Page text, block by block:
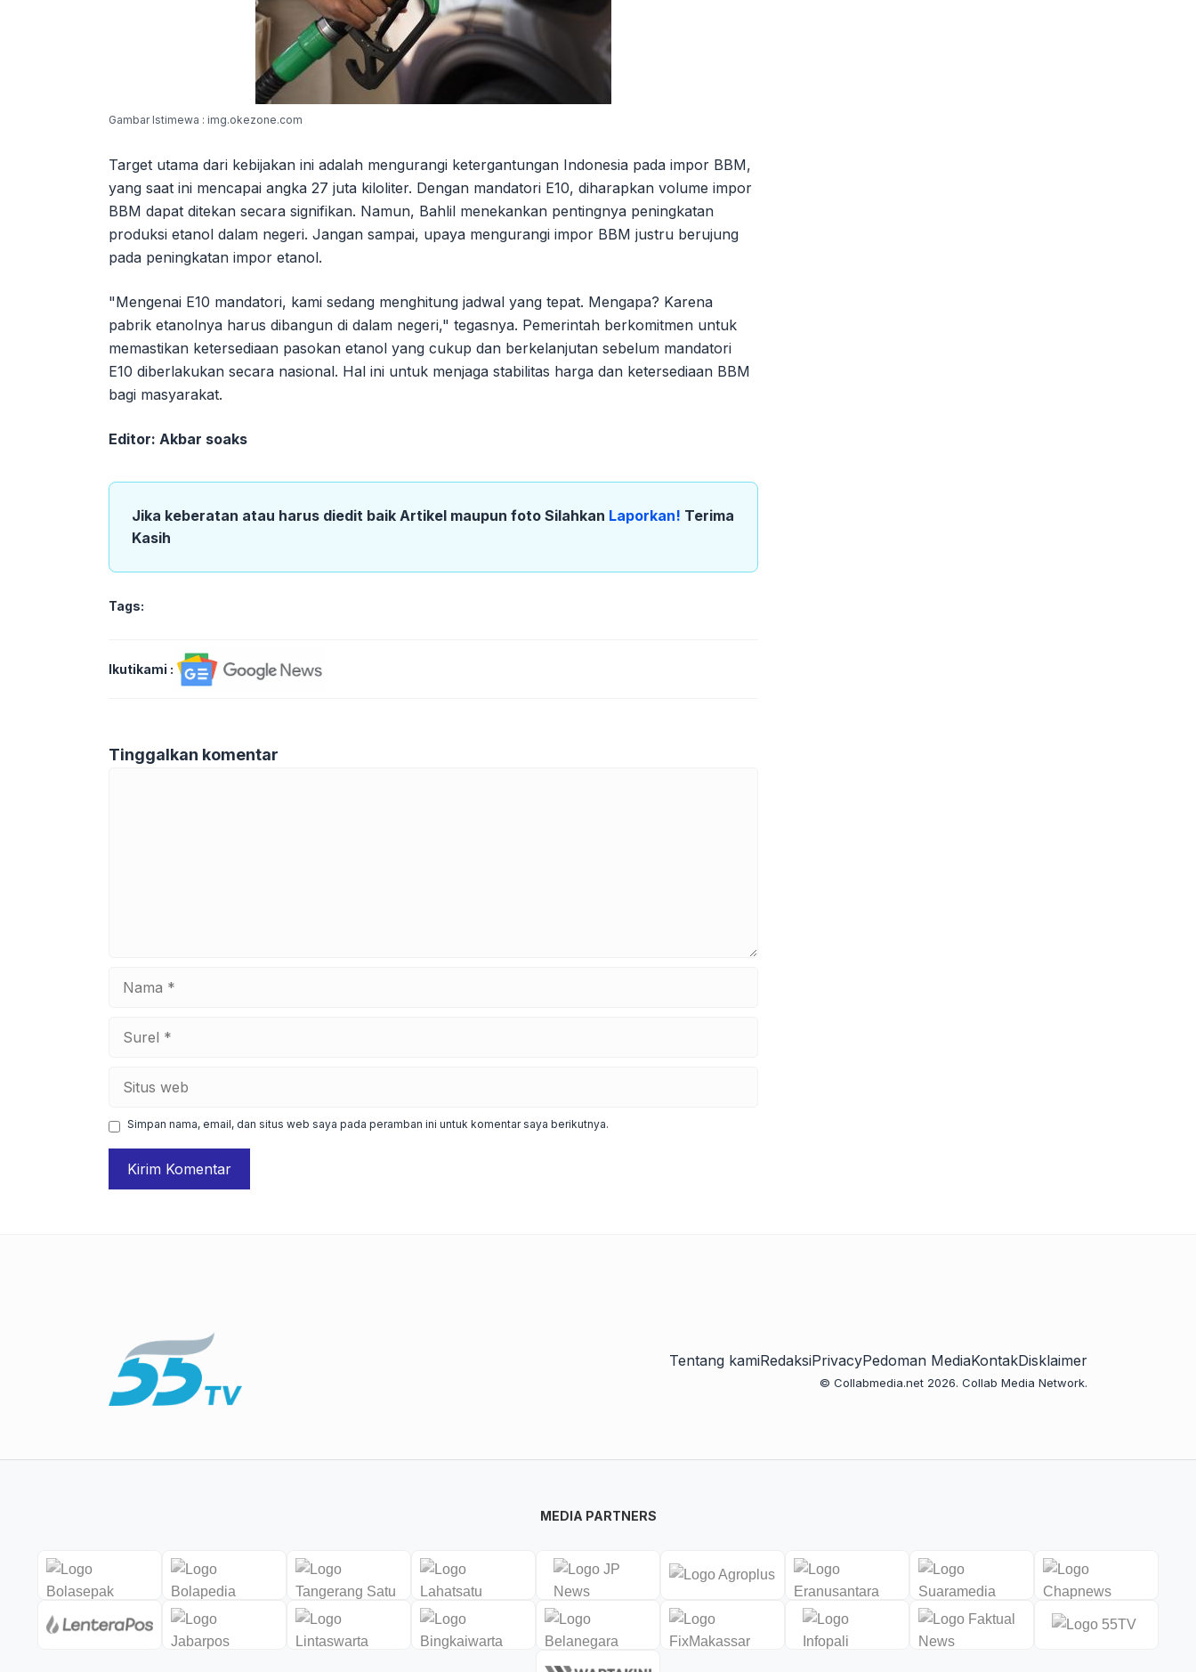
Gambar Istimewa : img.okezone.com
Target utama dari kebijakan ini adalah mengurangi ketergantungan Indonesia pada impor BBM,
yang saat ini mencapai angka 27 juta kiloliter. Dengan mandatori E10, diharapkan volume impor
BBM dapat ditekan secara signifikan. Namun, Bahlil menekankan pentingnya peningkatan
produksi etanol dalam negeri. Jangan sampai, upaya mengurangi impor BBM justru berujung
pada peningkatan impor etanol.
"Mengenai E10 mandatori, kami sedang menghitung jadwal yang tepat. Mengapa? Karena
pabrik etanolnya harus dibangun di dalam negeri," tegasnya. Pemerintah berkomitmen untuk
memastikan ketersediaan pasokan etanol yang cukup dan berkelanjutan sebelum mandatori
E10 diberlakukan secara nasional. Hal ini untuk menjaga stabilitas harga dan ketersediaan BBM
bagi masyarakat.
Editor: Akbar soaks
Jika keberatan atau harus diedit baik Artikel maupun foto Silahkan Laporkan! Terima
Kasih
Tags:
Ikutikami :
Tinggalkan komentar
web
Simpan nama, email, dan situs web saya pada peramban ini untuk komentar saya berikutnya.
Tentang kamiRedaksiPrivacyPedoman MediaKontakDisklaimer
© Collabmedia.net 2026. Collab Media Network.
MEDIA PARTNERS